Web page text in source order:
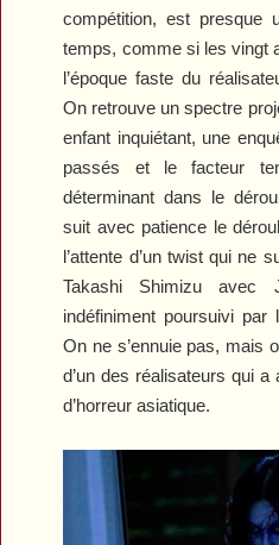
compétition, est presque
temps, comme si les vingt
l’époque faste du
On retrouve un spectre
enfant inquiétant, une
passés et le facteur
déterminant dans le
suit avec patience le
l’attente d’un twist qui ne
Takashi Shimizu avec
indéfiniment poursuivi
On ne s’ennuie pas, mais
d’un des réalisateurs qui
d’horreur asiatique.